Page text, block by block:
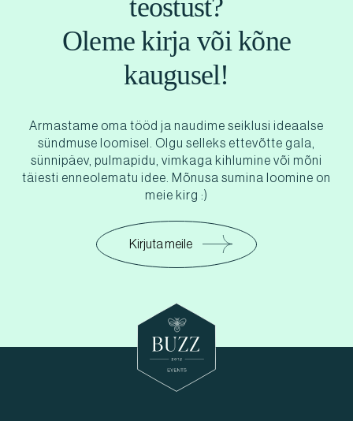
teostust?
Oleme kirja või kõne
kaugusel!
Armastame oma tööd ja naudime seiklusi ideaalse
sündmuse loomisel. Olgu selleks ettevõtte gala,
sünnipäev, pulmapidu, vimkaga kihlumine või mõni
täiesti enneolematu idee. Mõnusa sumina loomine on
meie kirg :)
Kirjuta meile